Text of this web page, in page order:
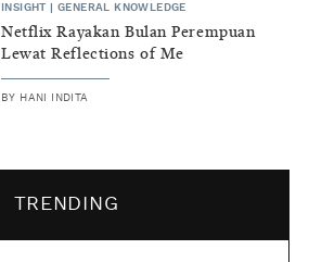
INSIGHT |GENERAL KNOWLEDGE
Netflix Rayakan Bulan Perempuan
Lewat Reflections of Me
BY HANI INDITA
TRENDING